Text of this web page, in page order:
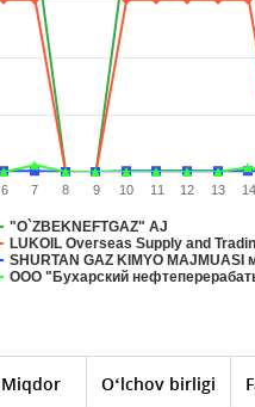
"O`ZBEKNEFTGAZ" AJ
LUKOIL Overseas Supply and
SHURTAN GAZ KIMYO
ООО "Бухарский
6 7 8 9 10 11 12 13 14
Miqdor O‘lchov birligi